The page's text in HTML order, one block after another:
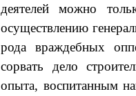
деятелей можно
осуществлению
рода враждебных
сорвать дело
опыта, воспитанным